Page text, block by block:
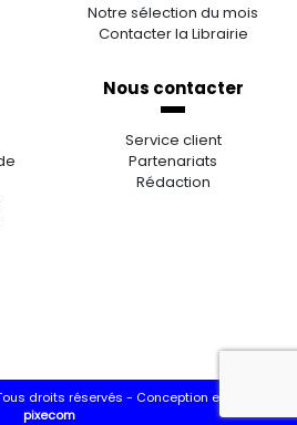
Notre sélection du mois
Contacter la Librairie
Nous contacter
Service client
Partenariats
Rédaction
droits réservés - Conception et réalisation
pixecom